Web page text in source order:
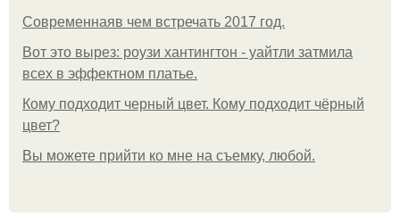
Современнаяв чем встречать 2017 год.
Вот это вырез: роузи хантингтон - уайтли затмила
всех в эффектном платьe.
Кому подходит черный цвет. Кому подходит чёрный
цвет?
Вы можете прийти ко мне на съемку, любой.